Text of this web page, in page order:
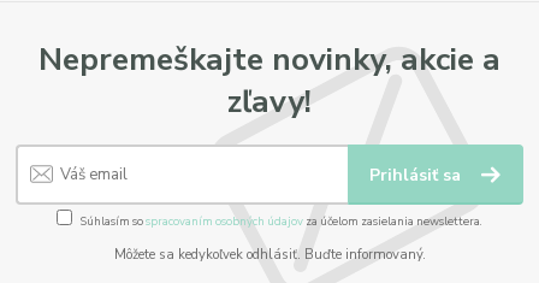
Nepremeškajte novinky, akcie a
zľavy!
Prihlásiť sa
Súhlasím sospracovaním osobných údajov za účelom zasielania newslettera.
Môžete sa kedykoľvek odhlásiť. Buďte informovaný.